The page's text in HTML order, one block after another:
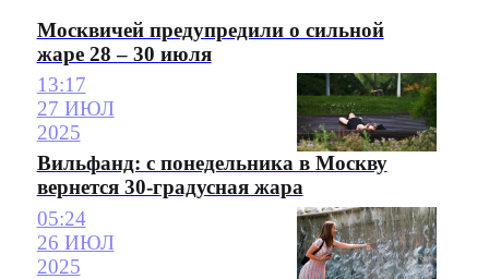
Москвичей предупредили о сильной
жаре 28 – 30 июля
13:17
27 ИЮЛ
2025
Вильфанд: с понедельника в Москву
вернется 30-градусная жара
05:24
26 ИЮЛ
2025